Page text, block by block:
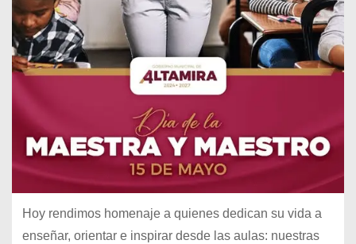
Hoy rendimos homenaje a quienes dedican su vida a
enseñar, orientar e inspirar desde las aulas: nuestras